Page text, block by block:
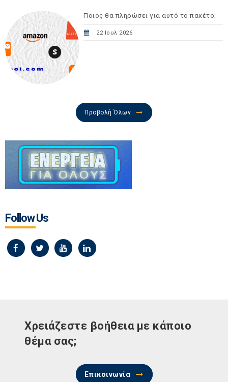
Ποιος θα πληρώσει για αυτό το πακέτο;
22 Ιουλ 2026
Προβολή Όλων
Follow Us
Χρειάζεστε βοήθεια με κάποιο
θέμα σας;
Επικοινωνία